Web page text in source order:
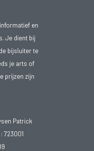
en
Je dient bij
bijsluiter te
je arts of
prijzen zijn
Patrick
723001